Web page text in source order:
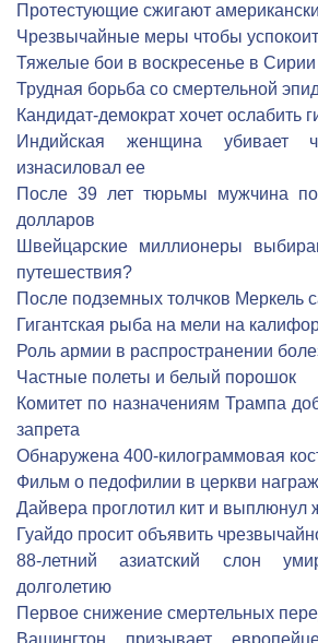
Протестующие сжигают
Чрезвычайные меры чтобы
Тяжелые бои в воскресенье в Сирии
Трудная борьба со смертельной
Кандидат-демократ хочет ослабить
Индийская женщина убивает
изнасиловал ее
После 39 лет тюрьмы мужчина
долларов
Швейцарские миллионеры
путешествия?
После подземных толчков Меркель
Гигантская рыба на мели на
Роль армии в распространении
Частные полеты и белый порошок
Комитет по назначениям Трампа
запрета
Обнаружена 400-килограммовая
Фильм о педофилии в церкви
Дайвера проглотил кит и выплюнул
Гуайдо просит объявить
88-летний азиатский слон
долголетию
Первое снижение смертельных
Вашингтон призывает